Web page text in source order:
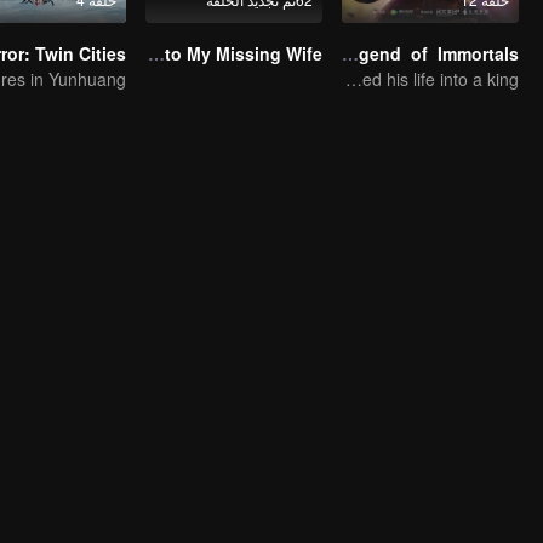
Legend of Immortals
The boy changed his life into a king
Bound to My Missing Wife